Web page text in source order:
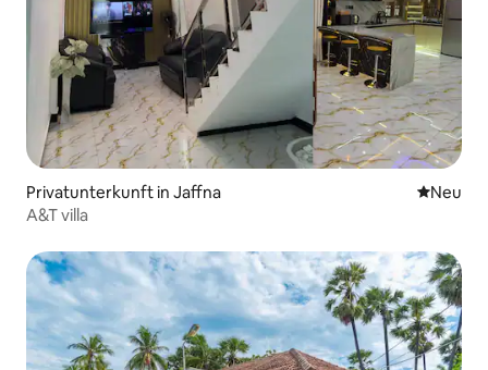
Privatunterkunft in Jaffna Neue
Neu
A&T villa